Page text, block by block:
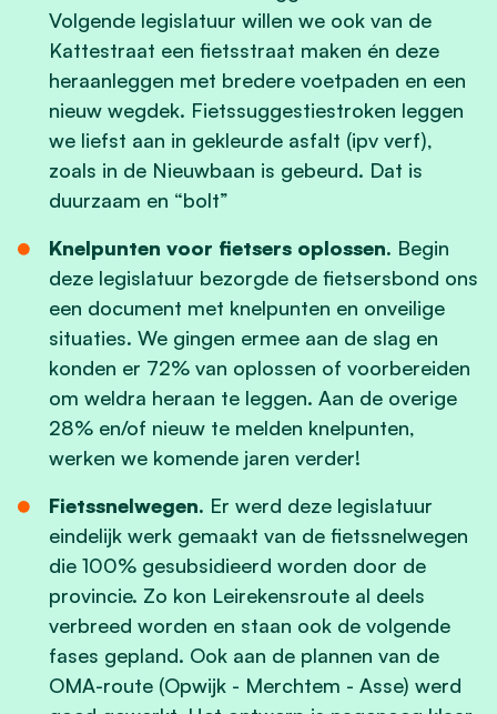
Volgende legislatuur willen we ook van de
Kattestraat een fietsstraat maken én deze
heraanleggen met bredere voetpaden en een
nieuw wegdek. Fietssuggestiestroken leggen
we liefst aan in gekleurde asfalt (ipv verf),
zoals in de Nieuwbaan is gebeurd. Dat is
duurzaam en “bolt”
Knelpunten voor fietsers oplossen. Begin
deze legislatuur bezorgde de fietsersbond ons
een document met knelpunten en onveilige
situaties. We gingen ermee aan de slag en
konden er 72% van oplossen of voorbereiden
om weldra heraan te leggen. Aan de overige
28% en/of nieuw te melden knelpunten,
werken we komende jaren verder!
Fietssnelwegen. Er werd deze legislatuur
eindelijk werk gemaakt van de fietssnelwegen
die 100% gesubsidieerd worden door de
provincie. Zo kon Leirekensroute al deels
verbreed worden en staan ook de volgende
fases gepland. Ook aan de plannen van de
OMA-route (Opwijk - Merchtem - Asse) werd